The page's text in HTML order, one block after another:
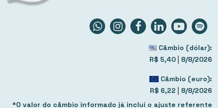
Câmbio (dólar):
R$ 5,40 | 8/8/2026
Câmbio (euro):
R$ 6,22 | 8/8/2026
*O valor do câmbio informado já inclui o ajuste referente